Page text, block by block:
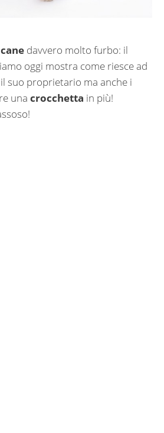
cane davvero molto furbo: il
oggi mostra come riesce ad
suo proprietario ma anche i
una crocchetta in più!